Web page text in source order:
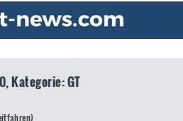
Kategorie: GT